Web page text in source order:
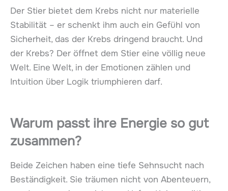
Der Stier bietet dem Krebs nicht nur materielle
Stabilität – er schenkt ihm auch ein Gefühl von
Sicherheit, das der Krebs dringend braucht. Und
der Krebs? Der öffnet dem Stier eine völlig neue
Welt. Eine Welt, in der Emotionen zählen und
Intuition über Logik triumphieren darf.
Warum passt ihre Energie so gut
zusammen?
Beide Zeichen haben eine tiefe Sehnsucht nach
Beständigkeit. Sie träumen nicht von Abenteuern,